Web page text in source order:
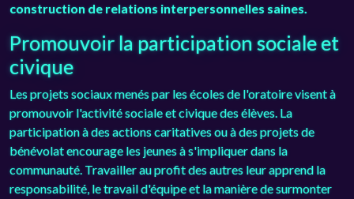
construction de relations interpersonnelles saines.
Promouvoir la participation sociale et
civique
Les projets sociaux menés par les écoles de l'oratoire visent à
promouvoir l'activité sociale et civique des élèves. La
participation à des actions caritatives ou à des projets de
bénévolat encourage les jeunes à s'impliquer dans la
communauté. Travailler au profit des autres leur apprend la
responsabilité, le travail d'équipe et la manière de surmonter